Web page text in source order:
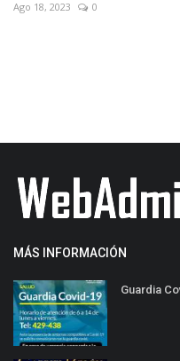
MÁS INFORMACIÓN
Guardia